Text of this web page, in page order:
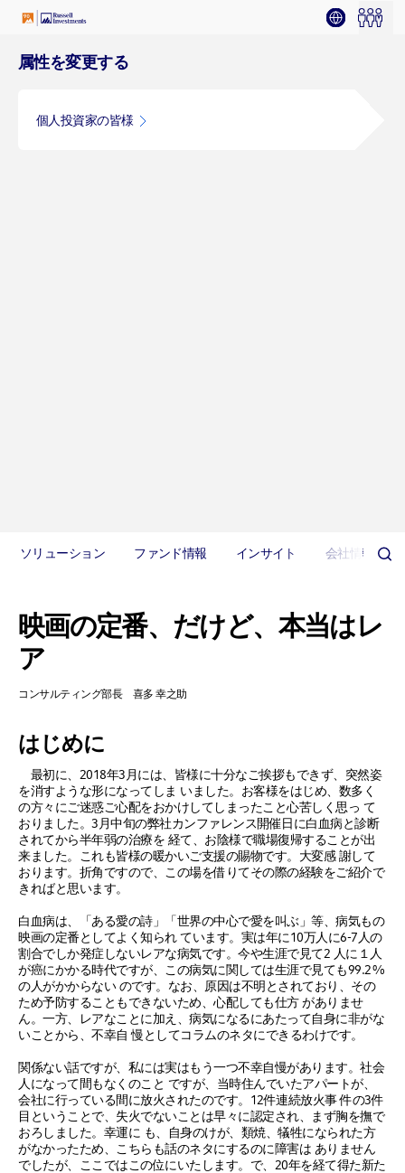
属性を変更する
個人投資家の皆様
ソリューション ファンド情報 インサイト 会社情報
映画の定番、だけど、本当はレ
ア
コンサルティング部長 喜多 幸之助
はじめに
最初に、2018年3月には、皆様に十分なご挨拶もできず、突然姿
を消すような形になってしま いました。お客様をはじめ、数多く
の方々にご迷惑ご心配をおかけしてしまったこと心苦しく思っ て
おりました。3月中旬の弊社カンファレンス開催日に白血病と診断
されてから半年弱の治療を 経て、お陰様で職場復帰することが出
来ました。これも皆様の暖かいご支援の賜物です。大変感 謝して
おります。折角ですので、この場を借りてその際の経験をご紹介で
きればと思います。
白血病は、「ある愛の詩」「世界の中心で愛を叫ぶ」等、病気もの
映画の定番としてよく知られ ています。実は年に10万人に6-7人の
割合でしか発症しないレアな病気です。今や生涯で見て2 人に１人
が癌にかかる時代ですが、この病気に関しては生涯で見ても99.2%
の人がかからない のです。なお、原因は不明とされており、その
ため予防することもできないため、心配しても仕方 がありませ
ん。一方、レアなことに加え、病気になるにあたって自身に非がな
いことから、不幸自 慢としてコラムのネタにできるわけです。
関係ない話ですが、私には実はもう一つ不幸自慢があります。社会
人になって間もなくのこと ですが、当時住んでいたアパートが、
会社に行っている間に放火されたのです。12件連続放火事 件の3件
目ということで、失火でないことは早々に認定され、まず胸を撫で
おろしました。幸運に も、自身のけが、類焼、犠牲になられた方
がなかったため、こちらも話のネタにするのに障害は ありません
でしたが、ここではこの位にいたします。で、20年を経て得た新た